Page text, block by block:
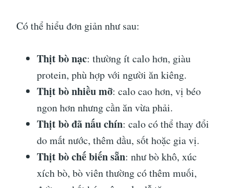
Có thể hiểu đơn giản như sau:
Thịt bò nạc: thường ít calo hơn, giàu
protein, phù hợp với người ăn kiêng.
Thịt bò nhiều mỡ: calo cao hơn, vị béo
ngon hơn nhưng cần ăn vừa phải.
Thịt bò đã nấu chín: calo có thể thay đổi
do mất nước, thêm dầu, sốt hoặc gia vị.
Thịt bò chế biến sẵn: như bò khô, xúc
xích bò, bò viên thường có thêm muối,